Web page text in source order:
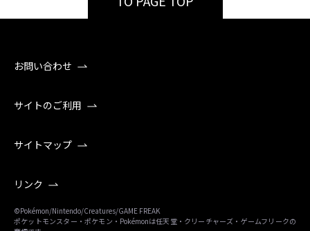
お問い合わせ
サイトのご利用
サイトマップ
リンク
©Pokémon/Nintendo/Creatures/GAME FREAK
ポケットモンスター・ポケモン・Pokémonは任天堂・クリーチャーズ・ゲームフリークの